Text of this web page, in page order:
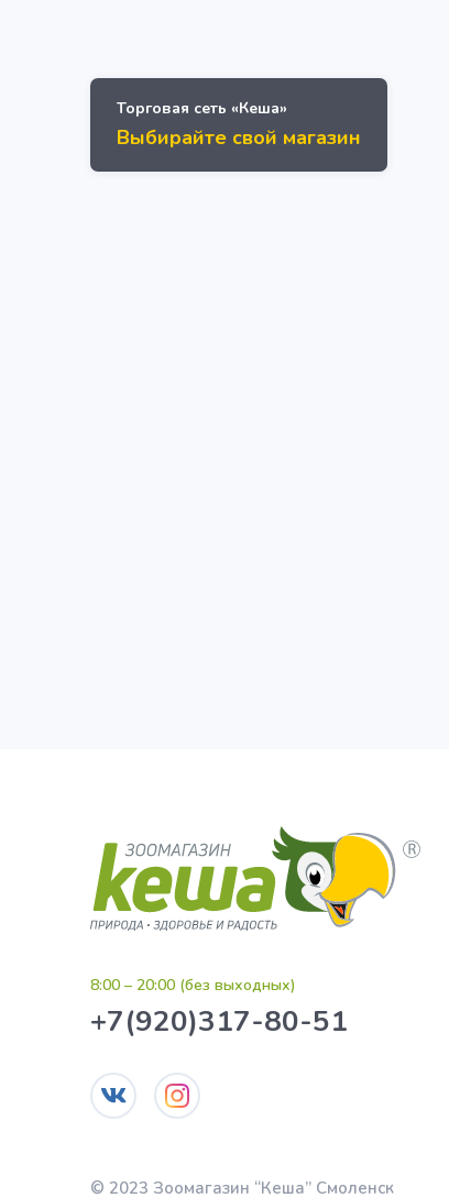
Торговая сеть «Кеша»
Выбирайте свой магазин
8:00 – 20:00 (без выходных)
+7(920)317-80-51
© 2023 Зоомагазин “Кеша” Смоленск